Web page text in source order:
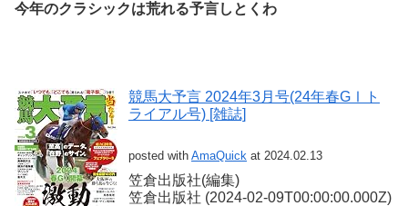
今年のクラシックは荒れる予言しとくわ
競馬大予言 2024年3月号(24年春GⅠト
ライアル号) [雑誌]
posted with AmaQuick at 2024.02.13
笠倉出版社(編集)
笠倉出版社 (2024-02-09T00:00:00.000Z)